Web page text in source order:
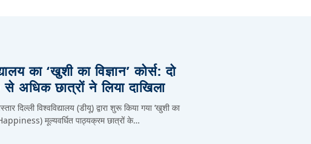
का ‘खुशी का विज्ञान’ कोर्स: दो
अधिक छात्रों ने लिया दाखिला
दिल्ली विश्वविद्यालय (डीयू) द्वारा शुरू किया गया ‘खुशी का
मूल्यवर्धित पाठ्यक्रम छात्रों के…